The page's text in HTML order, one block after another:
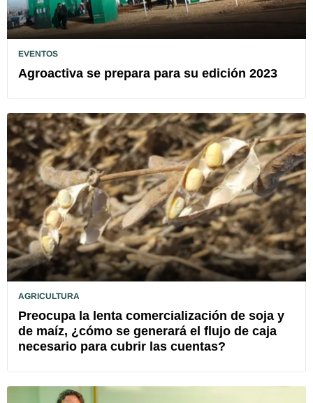
EVENTOS
Agroactiva se prepara para su edición 2023
AGRICULTURA
Preocupa la lenta comercialización de soja y
de maíz, ¿cómo se generará el flujo de caja
necesario para cubrir las cuentas?